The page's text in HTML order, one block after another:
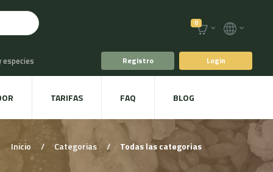
0
especies
y Setas
Registro Login
TARIFAS FAQ BLOG
Inicio / Categorias / Todas las categorias